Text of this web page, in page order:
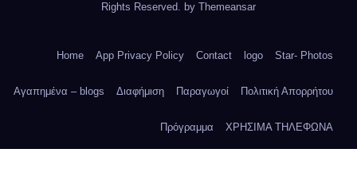
Rights Reserved. by Themeansar
Home App Privacy Policy Contact logo Star- Photos
Αγαπημένα – blogs Διαφήμιση Παραγωγοί Πολιτική Απορρήτου
Πρόγραμμα ΧΡΗΣΙΜΑ ΤΗΛΕΦΩΝΑ